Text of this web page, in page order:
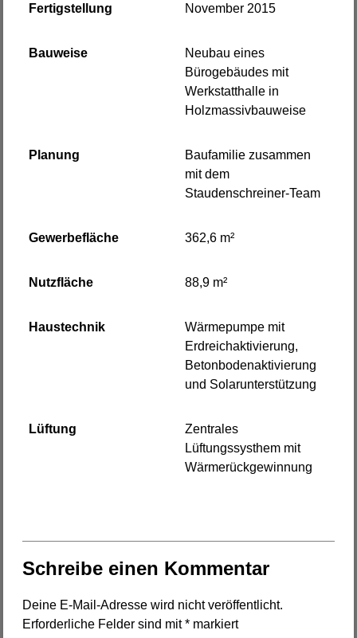
Fertigstellung November 2015
Bauweise
Neubau eines
Bürogebäudes mit
Werkstatthalle in
Holzmassivbauweise
Planung
Baufamilie zusammen
mit dem
Staudenschreiner-Team
Gewerbefläche 362,6 m²
Nutzfläche 88,9 m²
Haustechnik
Wärmepumpe mit
Erdreichaktivierung,
Betonbodenaktivierung
und Solarunterstützung
Lüftung
Zentrales
Lüftungssysthem mit
Wärmerückgewinnung
Schreibe einen Kommentar
Deine E-Mail-Adresse wird nicht veröffentlicht.
Erforderliche Felder sind mit* markiert